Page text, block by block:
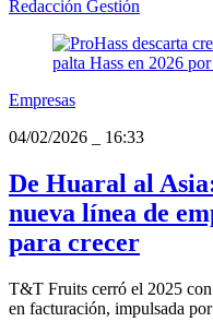
Redacción Gestión
Empresas
04/02/2026
16:33
De Huaral al
nueva línea de
para crecer
T&T Fruits cerró el 2025
en facturación, impulsada